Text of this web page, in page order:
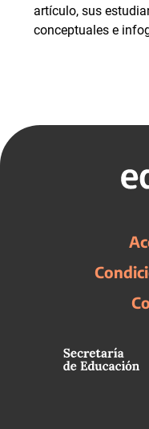
artículo, sus
conceptuales e